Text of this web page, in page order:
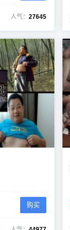
人气： 27645
购买